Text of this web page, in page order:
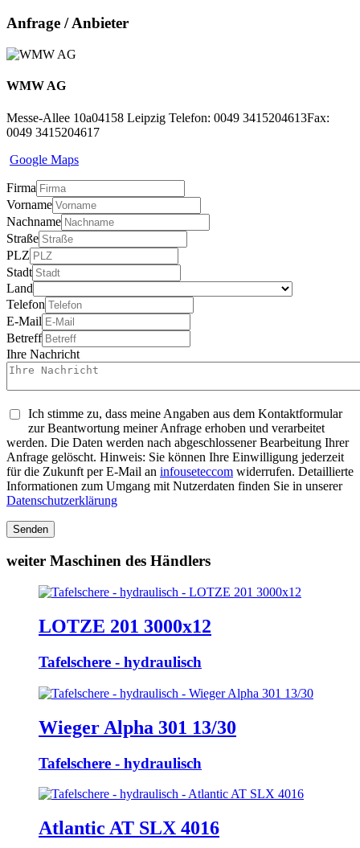
Anfrage / Anbieter
WMW AG
Messe-Allee 10a04158 Leipzig Telefon: 0049 3415204613Fax:
0049 3415204617
Google Maps
Firma
Vorname
Nachname
Straße
PLZ
Stadt
Land
Telefon
E-Mail
Betreff
Ihre Nachricht
Ich stimme zu, dass meine Angaben aus dem Kontaktformular
zur Beantwortung meiner Anfrage erhoben und verarbeitet
werden. Die Daten werden nach abgeschlossener Bearbeitung Ihrer
Anfrage gelöscht. Hinweis: Sie können Ihre Einwilligung jederzeit
für die Zukunft per E-Mail an infouseteccom widerrufen. Detaillierte
Informationen zum Umgang mit Nutzerdaten finden Sie in unserer
Datenschutzerklärung
Senden
weiter Maschinen des Händlers
LOTZE 201 3000x12
Tafelschere - hydraulisch
Wieger Alpha 301 13/30
Tafelschere - hydraulisch
Atlantic AT SLX 4016